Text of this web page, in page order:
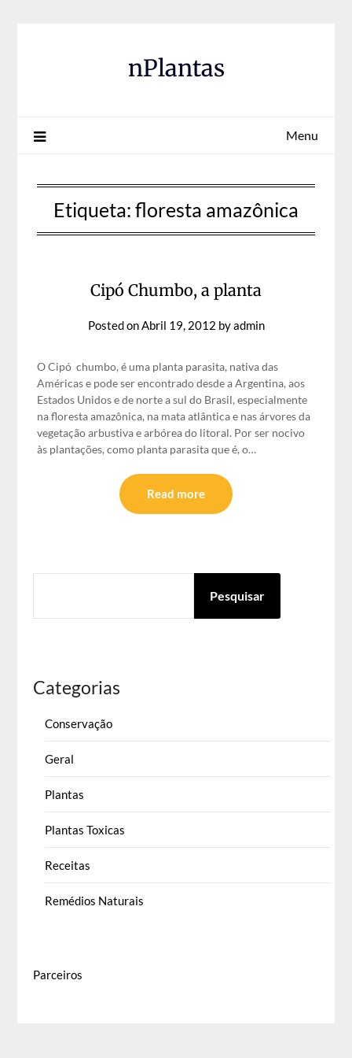
nPlantas
Menu
Etiqueta: floresta amazônica
Cipó Chumbo, a planta
Posted onAbril 19, 2012 byadmin
O Cipó chumbo, é uma planta parasita, nativa das
Américas e pode ser encontrado desde a Argentina, aos
Estados Unidos e de norte a sul do Brasil, especialmente
na floresta amazônica, na mata atlântica e nas árvores da
vegetação arbustiva e arbórea do litoral. Por ser nocivo
às plantações, como planta parasita que é, o…
Read more
Pesquisar
Categorias
Conservação
Geral
Plantas
Plantas Toxicas
Receitas
Remédios Naturais
Parceiros